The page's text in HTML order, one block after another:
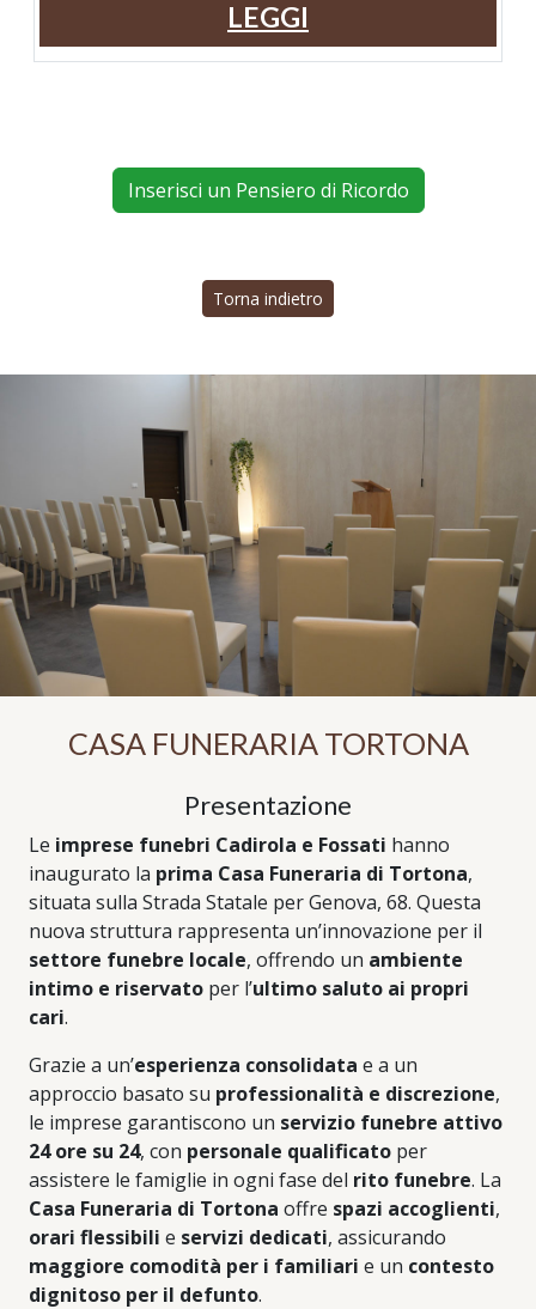
LEGGI
Inserisci un Pensiero di Ricordo
Torna indietro
CASA FUNERARIA TORTONA
Presentazione
Le imprese funebri Cadirola e Fossati hanno
inaugurato la prima Casa Funeraria di Tortona,
situata sulla Strada Statale per Genova, 68. Questa
nuova struttura rappresenta un’innovazione per il
settore funebre locale, offrendo un ambiente
intimo e riservato per l’ultimo saluto ai propri
cari.
Grazie a un’esperienza consolidata e a un
approccio basato su professionalità e discrezione,
le imprese garantiscono un servizio funebre attivo
24 ore su 24, con personale qualificato per
assistere le famiglie in ogni fase del rito funebre. La
Casa Funeraria di Tortona offre spazi accoglienti,
orari flessibili e servizi dedicati, assicurando
maggiore comodità per i familiari e un contesto
dignitoso per il defunto.